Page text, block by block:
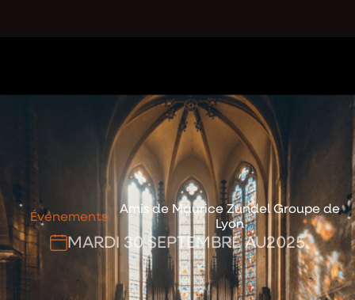
Événements
Amis de Maurice Zundel Groupe de
Lyon
MARDI 30 SEPTEMBRE AU2025